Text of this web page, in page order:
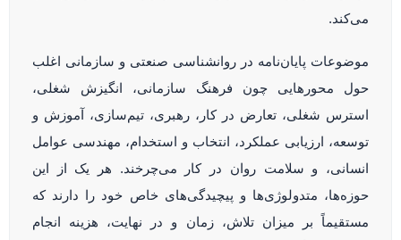
می‌کند.
موضوعات پایان‌نامه در روانشناسی صنعتی و سازمانی اغلب
حول محورهایی چون فرهنگ سازمانی، انگیزش شغلی،
استرس شغلی، تعارض در کار، رهبری، تیم‌سازی، آموزش و
توسعه، ارزیابی عملکرد، انتخاب و استخدام، مهندسی عوامل
انسانی، و سلامت روان در کار می‌چرخند. هر یک از این
حوزه‌ها، متدولوژی‌ها و پیچیدگی‌های خاص خود را دارند که
مستقیماً بر میزان تلاش، زمان و در نهایت، هزینه انجام